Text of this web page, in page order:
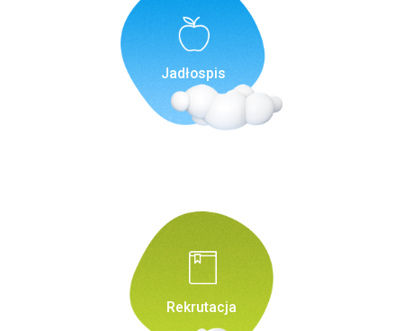
Jadłospis
Rekrutacja